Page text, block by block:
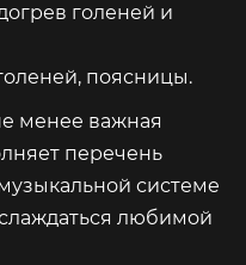
голеней и
поясницы.
менее важная
перечень
системе
любимой